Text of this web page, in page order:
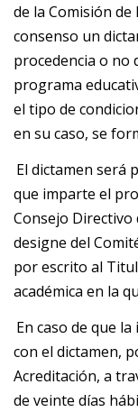
de la Comisión
consenso un
procedencia o no
programa
el tipo de
en su caso, se
El dictamen será
que imparte el
Consejo Directivo
designe del
por escrito al
académica en la
En caso de que
con el dictamen,
Acreditación, a
de veinte días